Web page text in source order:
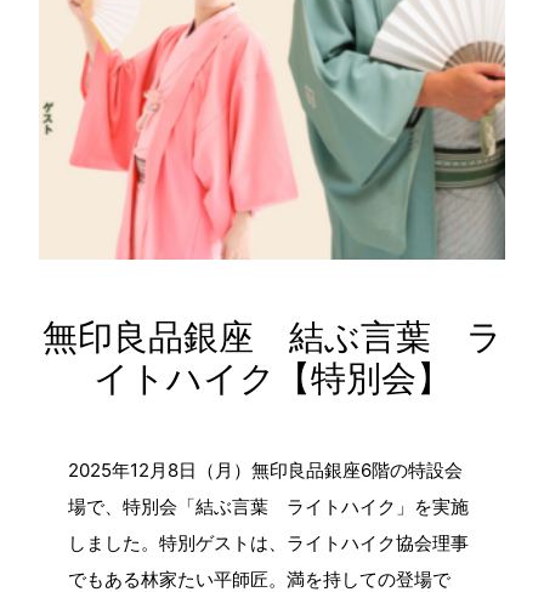
無印良品銀座 結ぶ言葉 ラ
イトハイク【特別会】
2025年12月8日（月）無印良品銀座6階の特設会
場で、特別会「結ぶ言葉 ライトハイク」を実施
しました。特別ゲストは、ライトハイク協会理事
でもある林家たい平師匠。満を持しての登場で